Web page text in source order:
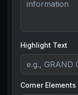
Highlight Text
Corner Elements